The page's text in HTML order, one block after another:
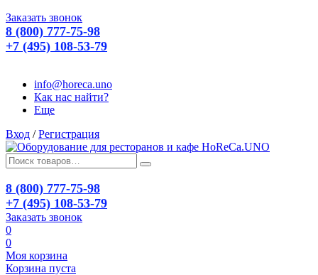
Заказать звонок
8 (800) 777-75-98
+7 (495) 108-53-79
info@horeca.uno
Как нас найти?
Еще
Вход / Регистрация
8 (800) 777-75-98
+7 (495) 108-53-79
Заказать звонок
0
0
Моя корзина
Корзина пуста